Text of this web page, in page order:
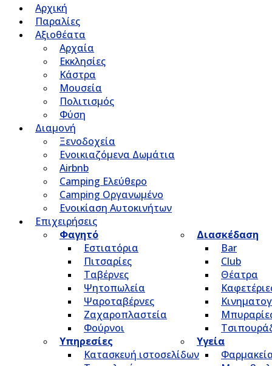
Αρχική
Παραλίες
Αξιοθέατα
Αρχαία
Εκκλησίες
Κάστρα
Μουσεία
Πολιτισμός
Φύση
Διαμονή
Ξενοδοχεία
Ενοικιαζόμενα Δωμάτια
Airbnb
Camping Ελεύθερο
Camping Οργανωμένο
Ενοικίαση Αυτοκινήτων
Επιχειρήσεις
Φαγητό
Εστιατόρια
Πιτσαρίες
Ταβέρνες
Ψητοπωλεία
Ψαροταβέρνες
Ζαχαροπλαστεία
Φούρνοι
Διασκέδαση
Bar
Club
Θέατρα
Υπηρεσίες
Κατασκευή ιστοσελίδων
Υγεία